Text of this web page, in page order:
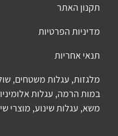
תקנון האתר
מדיניות הפרטיות
תנאי אחריות
מלגזות, עגלות משטחים,
במות הרמה, עגלות
משא, עגלות שינוע, מוצרי